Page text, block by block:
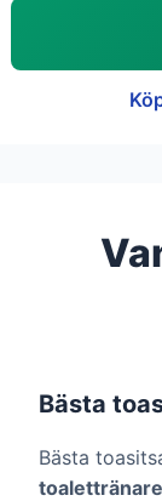
Bästa
Bästa